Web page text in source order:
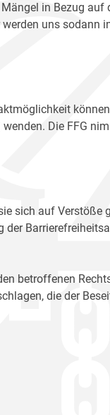
in Bezug auf
uns sodann
Die FFG
sich auf Verstöße
betroffenen
die der